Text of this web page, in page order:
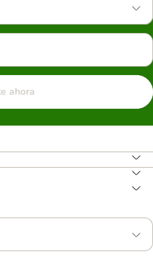
ahora